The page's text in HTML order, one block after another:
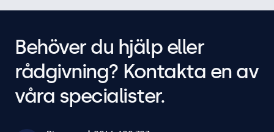
Behöver du hjälp eller
rådgivning? Kontakta en av
våra specialister.